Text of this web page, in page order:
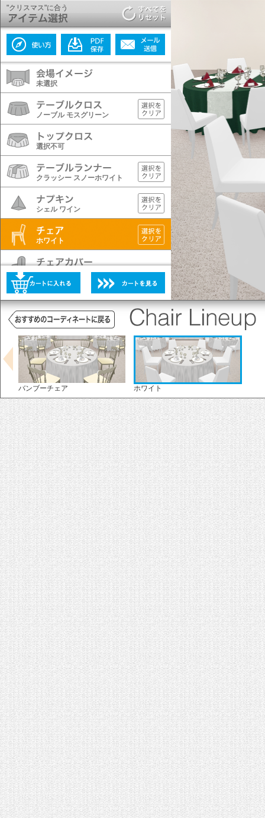
"クリスマス"に合う
未選択
ノーブル モスグリーン
選択不可
クラッシー スノーホワイト
シェル ワイン
ホワイト
未選択
選択不可
未選択
バンブーチェア ホワイト